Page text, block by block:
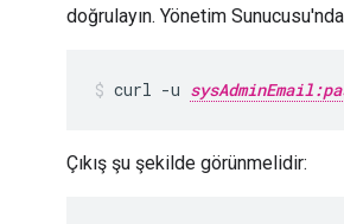
doğrulayın. Yönetim
curl -u
Çıkış şu şekilde görünmelidir: